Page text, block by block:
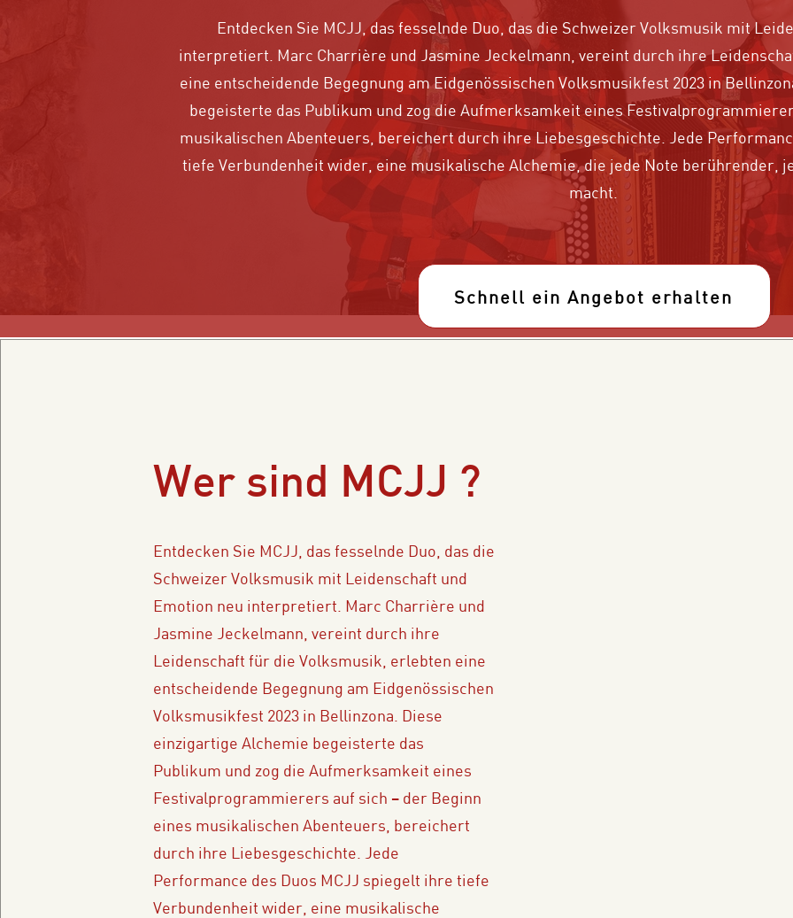
Entdecken Sie MCJJ, das fesselnde Duo, das die Schweizer Volksmusik mit
interpretiert. Marc Charrière und Jasmine Jeckelmann, vereint durch ihre
eine entscheidende Begegnung am Eidgenössischen Volksmusikfest 2023 in
begeisterte das Publikum und zog die Aufmerksamkeit eines
musikalischen Abenteuers, bereichert durch ihre Liebesgeschichte. Jede
tiefe Verbundenheit wider, eine musikalische Alchemie, die jede Note berührender,
macht.
Schnell ein Angebot erhalten
Wer sind MCJJ ?
Entdecken Sie MCJJ, das fesselnde Duo, das die
Schweizer Volksmusik mit Leidenschaft und
Emotion neu interpretiert. Marc Charrière und
Jasmine Jeckelmann, vereint durch ihre
Leidenschaft für die Volksmusik, erlebten eine
entscheidende Begegnung am Eidgenössischen
Volksmusikfest 2023 in Bellinzona. Diese
einzigartige Alchemie begeisterte das
Publikum und zog die Aufmerksamkeit eines
Festivalprogrammierers auf sich – der Beginn
eines musikalischen Abenteuers, bereichert
durch ihre Liebesgeschichte. Jede
Performance des Duos MCJJ spiegelt ihre tiefe
Verbundenheit wider, eine musikalische